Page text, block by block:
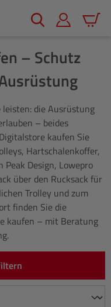
– Schutz
leisten: die Ausrüstung
– beides
kaufen Sie
Hartschalenkoffer,
Design, Lowepro
über den Rucksack für
Trolley und zum
finden Sie die
kaufen – mit Beratung